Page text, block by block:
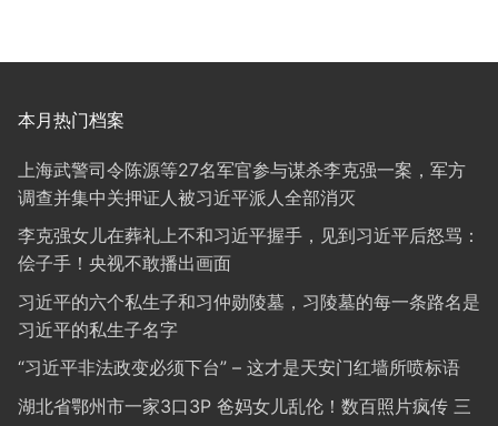
本月热门档案
上海武警司令陈源等27名军官参与谋杀李克强一案，军方
调查并集中关押证人被习近平派人全部消灭
李克强女儿在葬礼上不和习近平握手，见到习近平后怒骂：
侩子手！央视不敢播出画面
习近平的六个私生子和习仲勋陵墓，习陵墓的每一条路名是
习近平的私生子名字
“习近平非法政变必须下台” – 这才是天安门红墙所喷标语
湖北省鄂州市一家3口3P 爸妈女儿乱伦！数百照片疯传 三